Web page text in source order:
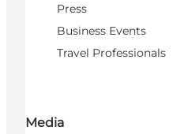
Press
Business Events
Travel Professionals
Media